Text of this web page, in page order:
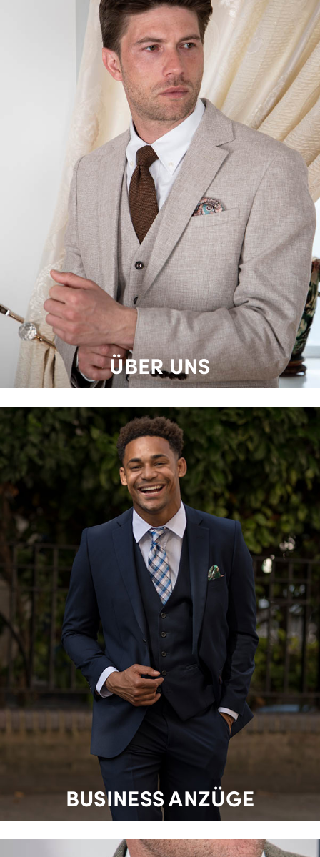
ÜBER UNS
BUSINESS ANZÜGE